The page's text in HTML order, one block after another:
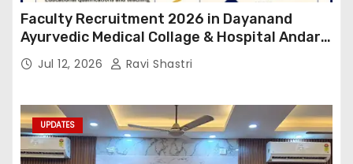
Faculty Recruitment 2026 in Dayanand
Ayurvedic Medical Collage & Hospital Andar
Road ,Siwan
Jul 12, 2026 Ravi Shastri
UPDATES